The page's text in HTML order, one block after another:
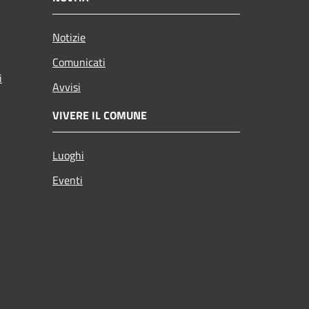
Notizie
Comunicati
Avvisi
VIVERE IL COMUNE
Luoghi
Eventi